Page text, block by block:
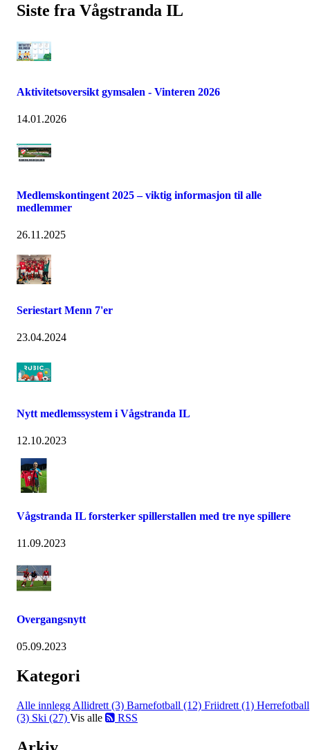
Siste fra Vågstranda IL
Aktivitetsoversikt gymsalen - Vinteren 2026
14.01.2026
Medlemskontingent 2025 – viktig informasjon til alle
medlemmer
26.11.2025
Seriestart Menn 7'er
23.04.2024
Nytt medlemssystem i Vågstranda IL
12.10.2023
Vågstranda IL forsterker spillerstallen med tre nye spillere
11.09.2023
Overgangsnytt
05.09.2023
Kategori
Alle innlegg Allidrett (3) Barnefotball (12) Friidrett (1) Herrefotball
(3) Ski (27) Vis alle RSS